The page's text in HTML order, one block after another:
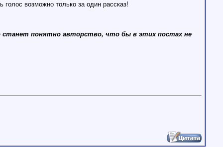
голос возможно только за один рассказ!
понятно авторство, что бы в этих постах не